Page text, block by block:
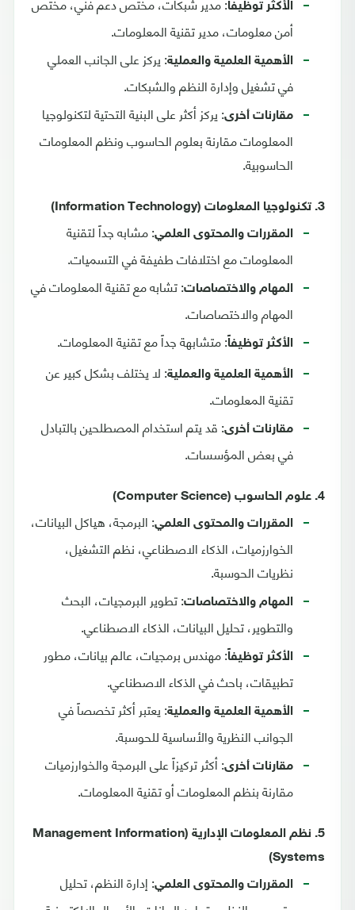
الأكثر توظيفاً
أمن معلومات، مدير تقنية المعلومات.
الأهمية العلمية والعملية: يركز على الجانب العملي
في تشغيل وإدارة النظم والشبكات.
مقارنات أخرى: يركز أكثر على البنية التحتية لتكنولوجيا
المعلومات مقارنة بعلوم الحاسوب ونظم المعلومات
الحاسوبية.
3. تكنولوجيا المعلومات (Information Technology)
المقررات والمحتوى العلمي: مشابه جداً لتقنية
المعلومات مع اختلافات طفيفة في التسميات.
المهام والاختصاصات: تشابه مع تقنية المعلومات في
المهام والاختصاصات.
الأكثر توظيفاً: متشابهة جداً مع تقنية المعلومات.
الأهمية العلمية والعملية: لا يختلف بشكل كبير عن
تقنية المعلومات.
مقارنات أخرى: قد يتم استخدام المصطلحين بالتبادل
في بعض المؤسسات.
4. علوم الحاسوب (Computer Science)
المقررات والمحتوى العلمي: البرمجة، هياكل البيانات،
الخوارزميات، الذكاء الاصطناعي، نظم التشغيل،
نظريات الحوسبة.
المهام والاختصاصات: تطوير البرمجيات، البحث
والتطوير، تحليل البيانات، الذكاء الاصطناعي.
الأكثر توظيفاً: مهندس برمجيات، عالم بيانات، مطور
تطبيقات، باحث في الذكاء الاصطناعي.
الأهمية العلمية والعملية: يعتبر أكثر تخصصاً في
الجوانب النظرية والأساسية للحوسبة.
مقارنات أخرى: أكثر تركيزاً على البرمجة والخوارزميات
مقارنة بنظم المعلومات أو تقنية المعلومات.
5. نظم المعلومات الإدارية (Management Information
Systems)
المقررات والمحتوى العلمي: إدارة النظم، تحليل